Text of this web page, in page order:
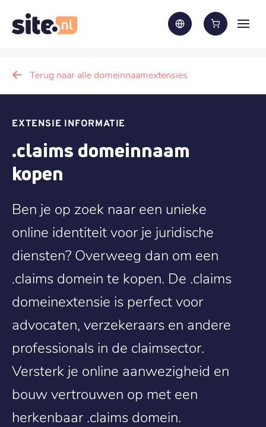
Terug naar alle domeinnaamextensies
EXTENSIE INFORMATIE
.claims domeinnaam
kopen
Ben je op zoek naar een unieke
online identiteit voor je juridische
diensten? Overweeg dan om een
.claims domein te kopen. De .claims
domeinextensie is perfect voor
advocaten, verzekeraars en andere
professionals in de claimsector.
Versterk je online aanwezigheid en
bouw vertrouwen op met een
herkenbaar .claims domein.